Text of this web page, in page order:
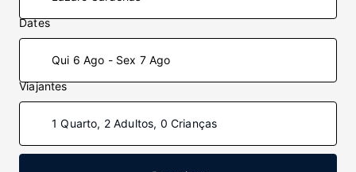
Dates
Qui 6 Ago - Sex 7 Ago
Viajantes
1 Quarto, 2 Adultos, 0 Crianças